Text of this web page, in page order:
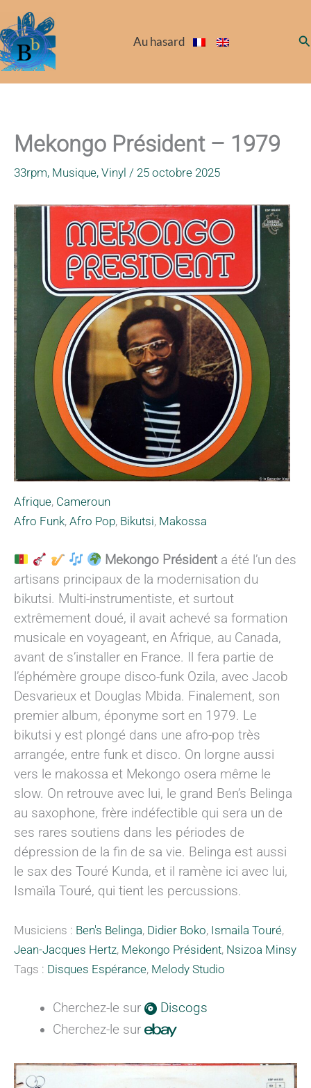
au
contenu
Au hasard
Mekongo Président – 1979
33rpm, Musique, Vinyl / 25 octobre 2025
Afrique, Cameroun
Afro Funk, Afro Pop, Bikutsi, Makossa
Mekongo Président a été l’un des
artisans principaux de la modernisation du
bikutsi. Multi-instrumentiste, et surtout
extrêmement doué, il avait achevé sa formation
musicale en voyageant, en Afrique, au Canada,
avant de s’installer en France. Il fera partie de
l’éphémère groupe disco-funk Ozila, avec Jacob
Desvarieux et Douglas Mbida. Finalement, son
premier album, éponyme sort en 1979. Le
bikutsi y est plongé dans une afro-pop très
arrangée, entre funk et disco. On lorgne aussi
vers le makossa et Mekongo osera même le
slow. On retrouve avec lui, le grand Ben’s Belinga
au saxophone, frère indéfectible qui sera un de
ses rares soutiens dans les périodes de
dépression de la fin de sa vie. Belinga est aussi
le sax des Touré Kunda, et il ramène ici avec lui,
Ismaïla Touré, qui tient les percussions.
Musiciens : Ben's Belinga, Didier Boko, Ismaila Touré,
Jean-Jacques Hertz, Mekongo Président, Nsizoa Minsy
Tags : Disques Espérance, Melody Studio
Cherchez-le sur
Discogs
Cherchez-le sur